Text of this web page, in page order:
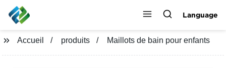
Language
Accueil produits Maillots de bain pour enfants